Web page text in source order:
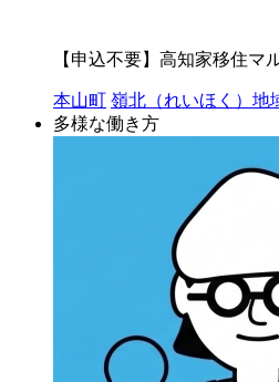
【申込不要】高知家移住マ
本山町 嶺北（れいほく）地
多様な働き方